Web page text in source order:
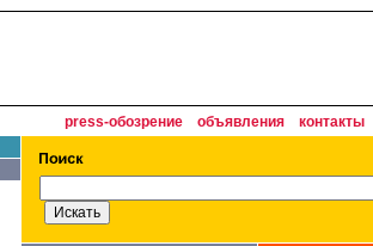
press-обозрение объявления контакты